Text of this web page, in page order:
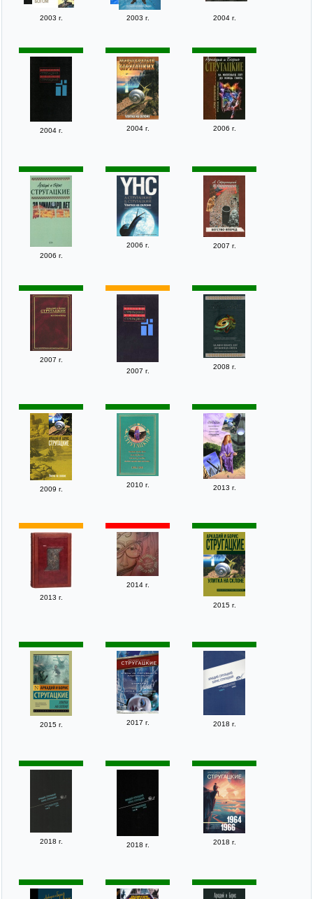
2003 г. 2003 г. 2004 г.
2004 г. 2004 г. 2006 г.
2006 г.
2006 г. 2007 г.
2007 г.
2007 г.
2008 г.
2009 г.
2010 г. 2013 г.
2013 г.
2014 г.
2015 г.
2015 г. 2017 г. 2018 г.
2018 г. 2018 г. 2018 г.